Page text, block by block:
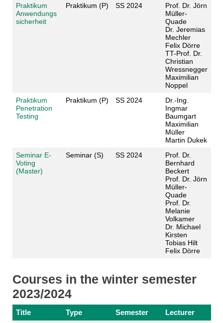
Praktikum
Anwendungs
sicherheit
Praktikum (P) SS 2024
Prof. Dr. Jörn
Müller-
Quade
Dr. Jeremias
Mechler
Felix Dörre
TT-Prof. Dr.
Christian
Wressnegger
Maximilian
Noppel
Praktikum
Penetration
Testing
Praktikum (P) SS 2024
Dr.-Ing.
Ingmar
Baumgart
Maximilian
Müller
Martin Dukek
Seminar E-
Voting
(Master)
Seminar (S) SS 2024
Prof. Dr.
Bernhard
Beckert
Prof. Dr. Jörn
Müller-
Quade
Prof. Dr.
Melanie
Volkamer
Dr. Michael
Kirsten
Tobias Hilt
Felix Dörre
Courses in the winter semester
2023/2024
Title Type Semester Lecturer